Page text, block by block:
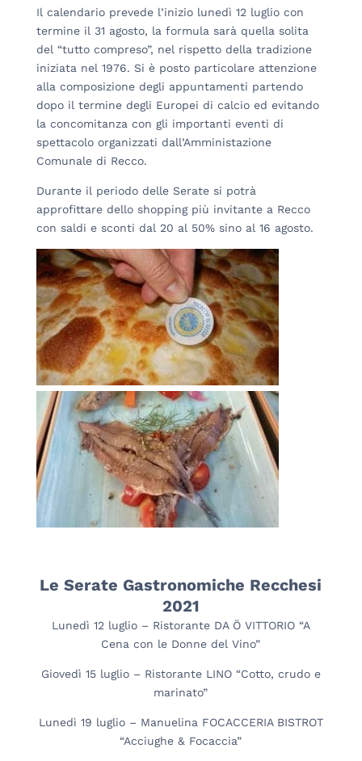
Il calendario prevede l’inizio lunedì 12 luglio con
termine il 31 agosto, la formula sarà quella solita
del “tutto compreso”, nel rispetto della tradizione
iniziata nel 1976. Si è posto particolare attenzione
alla composizione degli appuntamenti partendo
dopo il termine degli Europei di calcio ed evitando
la concomitanza con gli importanti eventi di
spettacolo organizzati dall’Amministazione
Comunale di Recco.
Durante il periodo delle Serate si potrà
approfittare dello shopping più invitante a Recco
con saldi e sconti dal 20 al 50% sino al 16 agosto.
Le Serate Gastronomiche Recchesi
2021
Lunedì 12 luglio – Ristorante DA Ö VITTORIO “A
Cena con le Donne del Vino”
Giovedì 15 luglio – Ristorante LINO “Cotto, crudo e
marinato”
Lunedì 19 luglio – Manuelina FOCACCERIA BISTROT
“Acciughe & Focaccia”